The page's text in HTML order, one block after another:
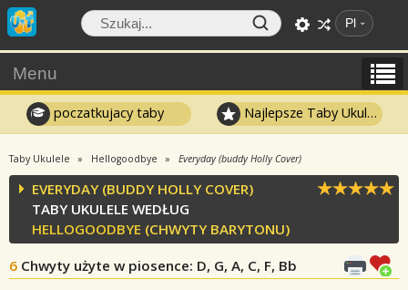
Pl
Menu
poczatkujacy taby Najlepsze Taby Ukulele
Taby Ukulele Hellogoodbye Everyday (buddy Holly Cover)
EVERYDAY (BUDDY HOLLY COVER)
TABY UKULELE WEDŁUG
HELLOGOODBYE (CHWYTY BARYTONU)
6 Chwyty użyte w piosence: D, G, A, C, F, Bb